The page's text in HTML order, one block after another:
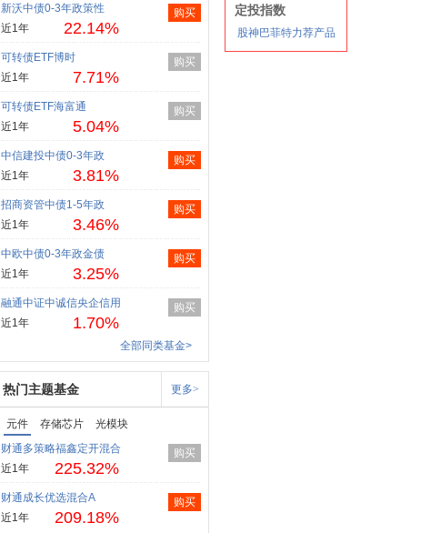
新沃中债0-3年政策性
近1年
22.14%
购买
可转债ETF博时
近1年
7.71%
购买
可转债ETF海富通
近1年
5.04%
购买
中信建投中债0-3年政
近1年
3.81%
购买
招商资管中债1-5年政
近1年
3.46%
购买
中欧中债0-3年政金债
近1年
3.25%
购买
融通中证中诚信央企信用
近1年
1.70%
购买
全部同类基金>
热门主题基金 更多>
元件 存储芯片
光模块
财通多策略福鑫定开混合
近1年
225.32%
购买
财通成长优选混合A
近1年
209.18%
购买